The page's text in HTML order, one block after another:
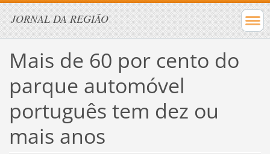
JORNAL DA REGIÃO
Mais de 60 por cento do
parque automóvel
português tem dez ou
mais anos